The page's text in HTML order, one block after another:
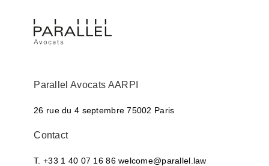
Parallel Avocats AARPI
26 rue du 4 septembre 75002 Paris
Contact
T. +33 1 40 07 16 86 welcome@parallel.law